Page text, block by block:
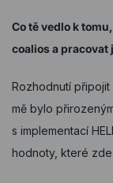
Co tě vedlo k
coalios a pracovat
Rozhodnutí
mě bylo
s implementací
hodnoty, které zde